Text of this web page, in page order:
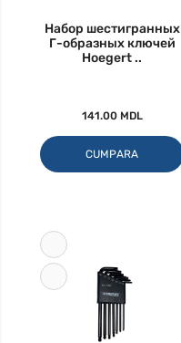
Набор шестигранных
Г-образных ключей
Hoegert ..
141.00 MDL
CUMPARA